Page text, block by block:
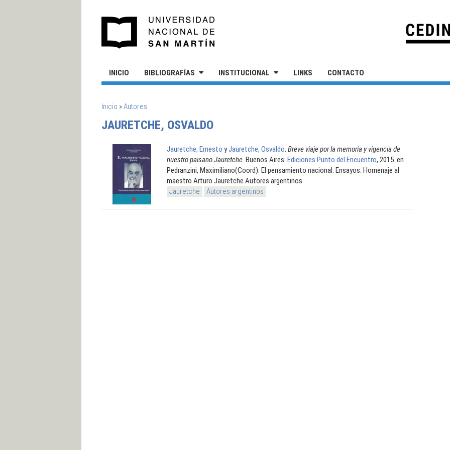
INICIO BIBLIOGRAFÍAS INSTITUCIONAL LINKS CONTACTO
SE ENCUENTRA USTED AQUÍ
Inicio »Autores
JAURETCHE, OSVALDO
Jauretche, Ernesto yJauretche, Osvaldo Breve viaje por la memoria y vigencia de
nuestro paisano Jauretche . Buenos Aires: Ediciones Punto del Encuentro, 2015. en
Pedranzini, Maximiliano(Coord). El pensamiento nacional. Ensayos. Homenaje al
maestro Arturo Jauretche.Autores argentinos
Jauretche
Autores argentinos